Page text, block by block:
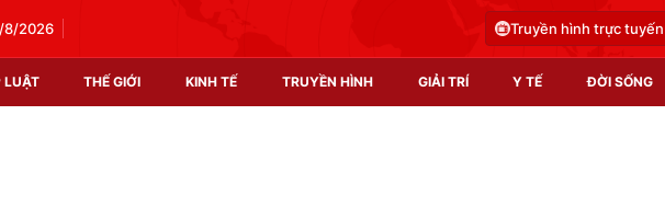
8/2026 Truyền hình trực tuyến
LUẬT THẾ GIỚI KINH TẾ TRUYỀN HÌNH GIẢI TRÍ Y TẾ ĐỜI SỐNG